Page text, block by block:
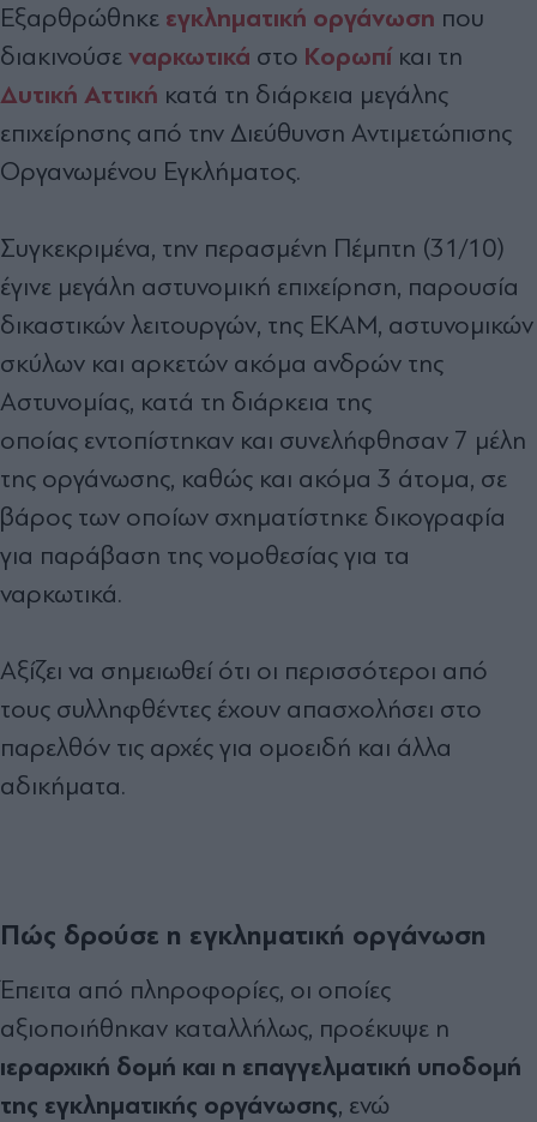
Εξαρθρώθηκε εγκληματική οργάνωση που
διακινούσε ναρκωτικά στο Κορωπί και τη
Δυτική Αττική κατά τη διάρκεια μεγάλης
επιχείρησης από την Διεύθυνση Αντιμετώπισης
Οργανωμένου Εγκλήματος.
Συγκεκριμένα, την περασμένη Πέμπτη (31/10)
έγινε μεγάλη αστυνομική επιχείρηση, παρουσία
δικαστικών λειτουργών, της ΕΚΑΜ, αστυνομικών
σκύλων και αρκετών ακόμα ανδρών της
Αστυνομίας, κατά τη διάρκεια της
οποίας εντοπίστηκαν και συνελήφθησαν 7 μέλη
της οργάνωσης, καθώς και ακόμα 3 άτομα, σε
βάρος των οποίων σχηματίστηκε δικογραφία
για παράβαση της νομοθεσίας για τα
ναρκωτικά.
Αξίζει να σημειωθεί ότι οι περισσότεροι από
τους συλληφθέντες έχουν απασχολήσει στο
παρελθόν τις αρχές για ομοειδή και άλλα
αδικήματα.
Πώς δρούσε η εγκληματική οργάνωση
Έπειτα από πληροφορίες, οι οποίες
αξιοποιήθηκαν καταλλήλως, προέκυψε η
ιεραρχική δομή και η επαγγελματική υποδομή
της εγκληματικής οργάνωσης, ενώ